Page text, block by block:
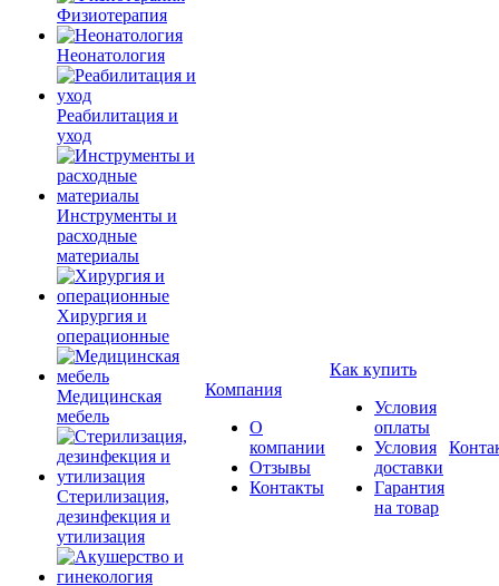
Физиотерапия
Неонатология
Реабилитация и
уход
Инструменты и
расходные
материалы
Хирургия и
операционные
Медицинская
мебель
Стерилизация,
дезинфекция и
утилизация
Компания
О
компании
Отзывы
Контакты
Как купить
Условия
оплаты
Условия
доставки
Гарантия
на товар